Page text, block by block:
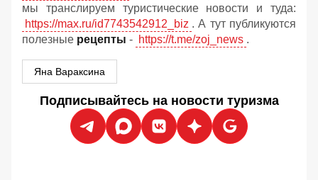
мы транслируем туристические новости и туда:
https://max.ru/id7743542912_biz . А тут публикуются
полезные рецепты - https://t.me/zoj_news .
Яна Вараксина
Подписывайтесь на новости туризма